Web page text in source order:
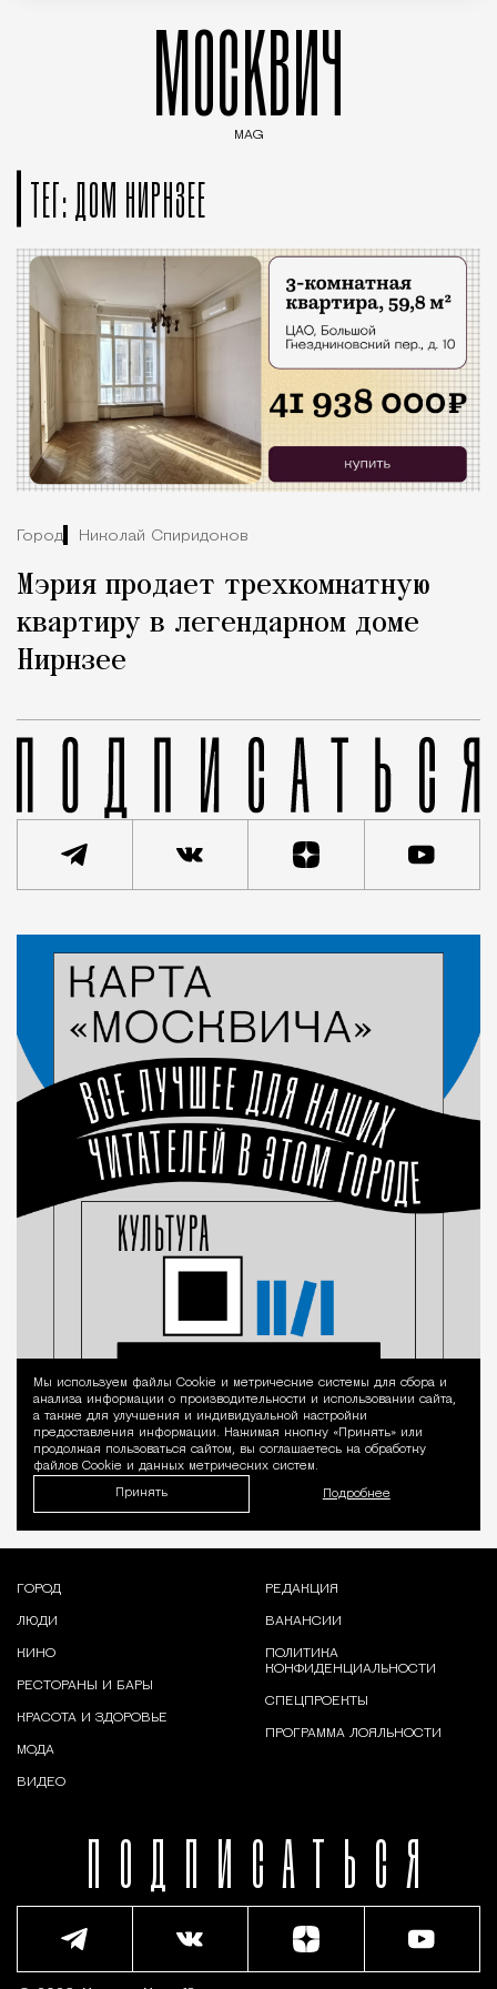
МОСКВИЧ
MAG
ТЕГ: ДОМ НИРНЗЕЕ
Город Николай Спиридонов
Мэрия продает трехкомнатную
квартиру в легендарном доме
Нирнзее
Уведомление
Мы используем файлы Сookie и метрические системы для сбора и
анализа информации о производительности и использовании сайта,
а также для улучшения и индивидуальной настройки
предоставления информации. Нажимая кнопку «Принять» или
продолжая пользоваться сайтом, вы соглашаетесь на обработку
файлов Cookie и данных метрических систем.
Принять Подробнее
ПОДПИСАТЬСЯ
ГОРОД
ЛЮДИ
КИНО
РЕСТОРАНЫ И БАРЫ
КРАСОТА И ЗДОРОВЬЕ
МОДА
ВИДЕО
РЕДАКЦИЯ
ВАКАНСИИ
ПОЛИТИКА
КОНФИДЕНЦИАЛЬНОСТИ
СПЕЦПРОЕКТЫ
ПРОГРАММА ЛОЯЛЬНОСТИ